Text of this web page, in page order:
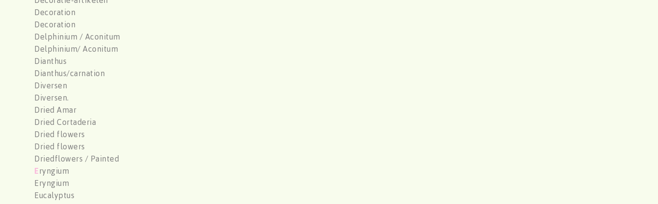
Decoration
Decoration
Delphinium / Aconitum
Delphinium/ Aconitum
Dianthus
Dianthus/carnation
Diversen
Diversen.
Dried Amar
Dried Cortaderia
Dried flowers
Dried flowers
Driedflowers / Painted
Eryngium
Eryngium
Eucalyptus